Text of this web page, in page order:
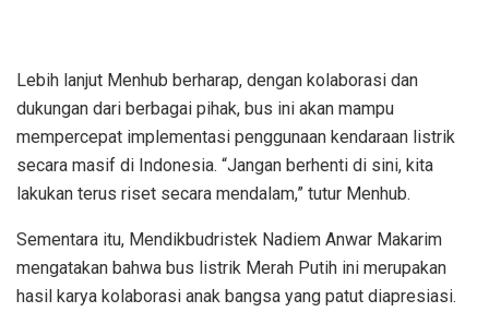
Lebih lanjut Menhub berharap, dengan kolaborasi dan
dukungan dari berbagai pihak, bus ini akan mampu
mempercepat implementasi penggunaan kendaraan listrik
secara masif di Indonesia. “Jangan berhenti di sini, kita
lakukan terus riset secara mendalam,” tutur Menhub.
Sementara itu, Mendikbudristek Nadiem Anwar Makarim
mengatakan bahwa bus listrik Merah Putih ini merupakan
hasil karya kolaborasi anak bangsa yang patut diapresiasi.